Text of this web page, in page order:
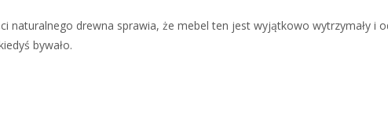
naturalnego drewna sprawia, że mebel ten jest wyjątkowo wytrzymały i
bywało.